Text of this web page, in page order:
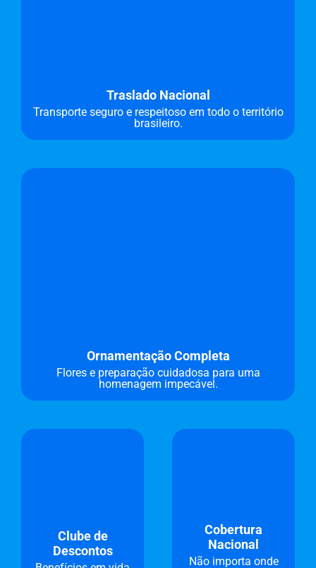
Traslado Nacional
Transporte seguro e respeitoso em todo o território
brasileiro.
Ornamentação Completa
Flores e preparação cuidadosa para uma
homenagem impecável.
Clube de
Descontos
Cobertura
Nacional
Não importa onde